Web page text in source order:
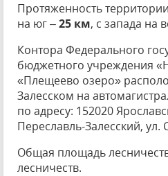
Протяженность
на юг –25 км, с запада на
Контора Федерального
бюджетного учреждения
«Плещеево озеро»
Залесском на
по адресу: 152020
Переславль-Залесский, ул.
Общая площадь
лесничеств.